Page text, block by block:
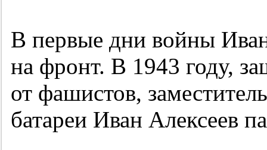
В первые дни войны
на фронт. В 1943 году,
от фашистов,
батареи Иван Алексеев